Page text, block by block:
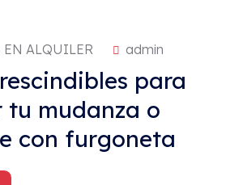
EN ALQUILER admin
para
tu mudanza o
con furgoneta